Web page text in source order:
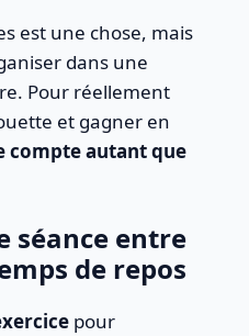
est une chose, mais
dans une
Pour réellement
et gagner en
compte autant que
séance entre
de repos
pour